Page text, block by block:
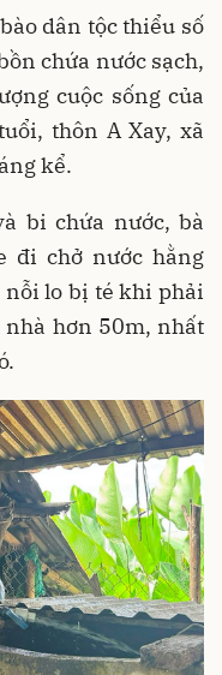
dân tộc thiểu số
chứa nước sạch,
cuộc sống của
thôn A Xay, xã
kể.
bi chứa nước, bà
đi chở nước hằng
nỗi lo bị té khi phải
hơn 50m, nhất